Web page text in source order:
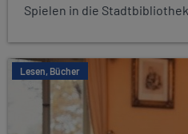
Spielen in die
Lesen, Bücher